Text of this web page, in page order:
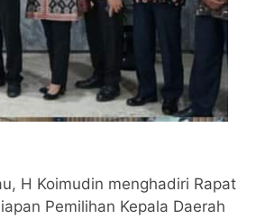
H Koimudin menghadiri Rapat
Pemilihan Kepala Daerah